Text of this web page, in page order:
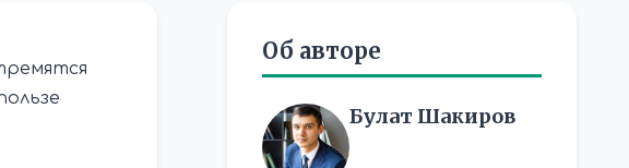
Об авторе
Булат Шакиров